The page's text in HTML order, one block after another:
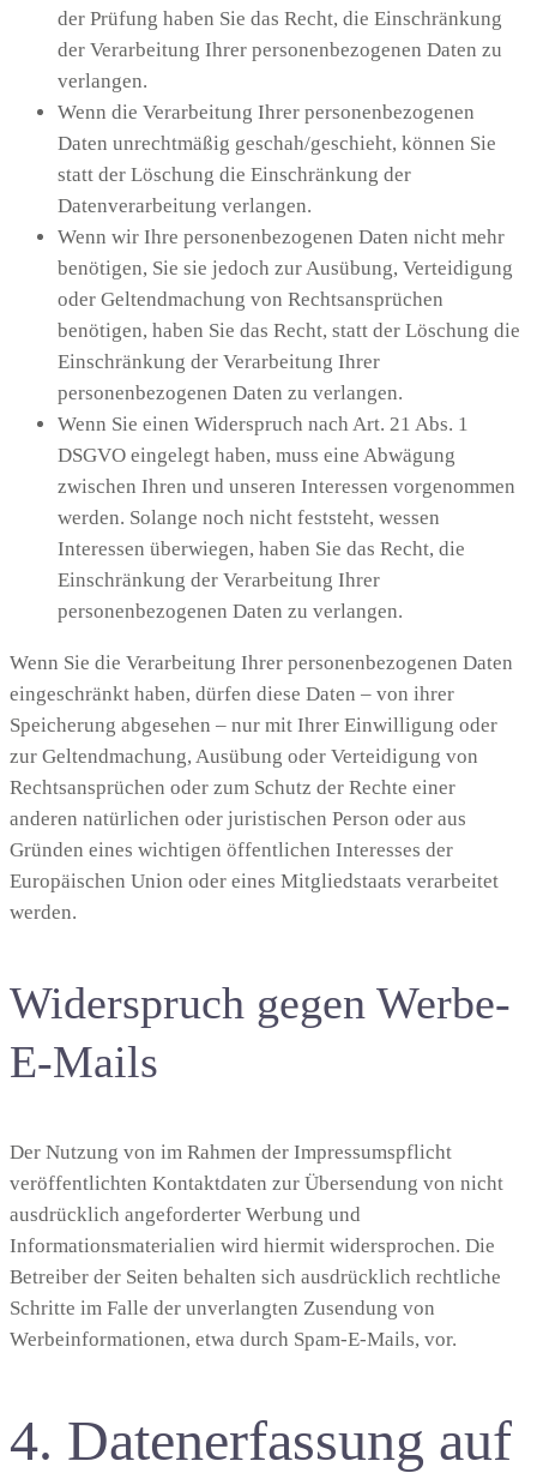
der Prüfung haben Sie das Recht, die Einschränkung
der Verarbeitung Ihrer personenbezogenen Daten zu
verlangen.
Wenn die Verarbeitung Ihrer personenbezogenen
Daten unrechtmäßig geschah/geschieht, können Sie
statt der Löschung die Einschränkung der
Datenverarbeitung verlangen.
Wenn wir Ihre personenbezogenen Daten nicht mehr
benötigen, Sie sie jedoch zur Ausübung, Verteidigung
oder Geltendmachung von Rechtsansprüchen
benötigen, haben Sie das Recht, statt der Löschung die
Einschränkung der Verarbeitung Ihrer
personenbezogenen Daten zu verlangen.
Wenn Sie einen Widerspruch nach Art. 21 Abs. 1
DSGVO eingelegt haben, muss eine Abwägung
zwischen Ihren und unseren Interessen vorgenommen
werden. Solange noch nicht feststeht, wessen
Interessen überwiegen, haben Sie das Recht, die
Einschränkung der Verarbeitung Ihrer
personenbezogenen Daten zu verlangen.
Wenn Sie die Verarbeitung Ihrer personenbezogenen Daten
eingeschränkt haben, dürfen diese Daten – von ihrer
Speicherung abgesehen – nur mit Ihrer Einwilligung oder
zur Geltendmachung, Ausübung oder Verteidigung von
Rechtsansprüchen oder zum Schutz der Rechte einer
anderen natürlichen oder juristischen Person oder aus
Gründen eines wichtigen öffentlichen Interesses der
Europäischen Union oder eines Mitgliedstaats verarbeitet
werden.
Widerspruch gegen Werbe-
E-Mails
Der Nutzung von im Rahmen der Impressumspflicht
veröffentlichten Kontaktdaten zur Übersendung von nicht
ausdrücklich angeforderter Werbung und
Informationsmaterialien wird hiermit widersprochen. Die
Betreiber der Seiten behalten sich ausdrücklich rechtliche
Schritte im Falle der unverlangten Zusendung von
Werbeinformationen, etwa durch Spam-E-Mails, vor.
4. Datenerfassung auf